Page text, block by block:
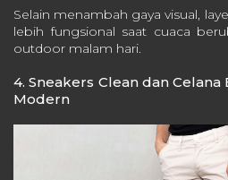
Selain menambah gaya visual,
lebih fungsional saat cuaca
outdoor malam hari.
4. Sneakers Clean dan
Modern